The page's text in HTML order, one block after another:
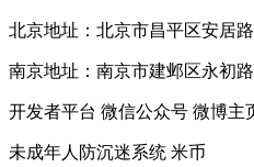
北京地址：北京市昌平区安居
南京地址：南京市建邺区永初
开发者平台 微信公众号 微博主
未成年人防沉迷系统 米币